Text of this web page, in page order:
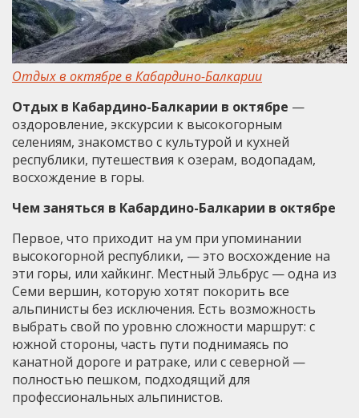
Отдых в октябре в Кабардино-Балкарии
Отдых в Кабардино-Балкарии в октябре —
оздоровление, экскурсии к высокогорным
селениям, знакомство с культурой и кухней
республики, путешествия к озерам, водопадам,
восхождение в горы.
Чем заняться в Кабардино-Балкарии в октябре
Первое, что приходит на ум при упоминании
высокогорной республики, — это восхождение на
эти горы, или хайкинг. Местный Эльбрус — одна из
Семи вершин, которую хотят покорить все
альпинисты без исключения. Есть возможность
выбрать свой по уровню сложности маршрут: с
южной стороны, часть пути поднимаясь по
канатной дороге и ратраке, или с северной —
полностью пешком, подходящий для
профессиональных альпинистов.